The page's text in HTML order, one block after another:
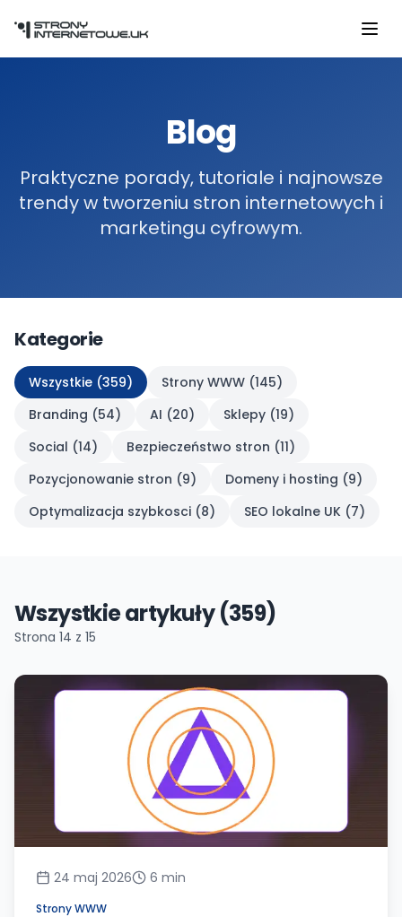
Blog
Praktyczne porady, tutoriale i najnowsze
trendy w tworzeniu stron internetowych i
marketingu cyfrowym.
Kategorie
Wszystkie (359) Strony WWW (145)
Branding (54) AI (20) Sklepy (19)
Social (14) Bezpieczeństwo stron (11)
Pozycjonowanie stron (9) Domeny i hosting (9)
Optymalizacja szybkosci (8) SEO lokalne UK (7)
Wszystkie artykuły (359)
Strona 14 z 15
24 maj 2026 6 min
Strony WWW